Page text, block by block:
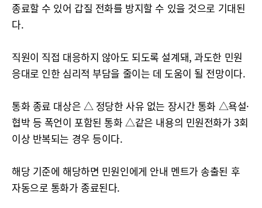
종료할 수 있어 갑질 전화를 방지할 수 있을 것으로 기대된
다.
직원이 직접 대응하지 않아도 되도록 설계돼, 과도한 민원
응대로 인한 심리적 부담을 줄이는 데 도움이 될 전망이다.
통화 종료 대상은 △ 정당한 사유 없는 장시간 통화 △욕설·
협박 등 폭언이 포함된 통화 △같은 내용의 민원전화가 3회
이상 반복되는 경우 등이다.
해당 기준에 해당하면 민원인에게 안내 멘트가 송출된 후
자동으로 통화가 종료된다.